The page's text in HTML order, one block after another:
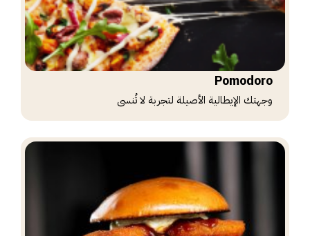
Pomodoro
وجهتك الإيطالية الأصيلة لتجربة لا تُنسى